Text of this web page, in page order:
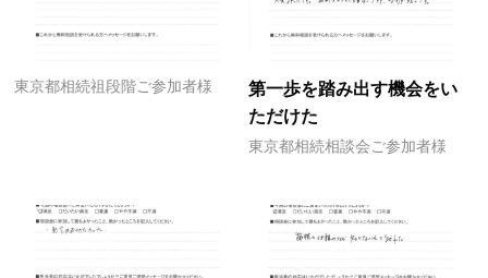
東京都相続祖段階ご参加者様
第一歩を踏み出す機会をい
ただけた
東京都相続相談会ご参加者様